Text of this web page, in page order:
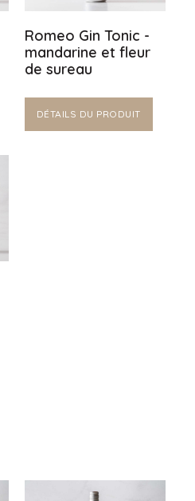
Romeo Gin Tonic -
mandarine et fleur
de sureau
DÉTAILS DU PRODUIT